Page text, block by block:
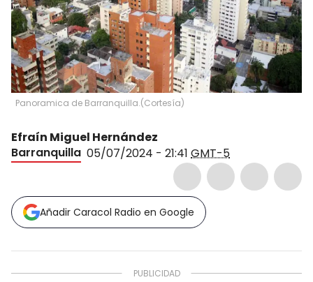
Panoramica de Barranquilla.(Cortesía)
Efraín Miguel Hernández
Barranquilla 05/07/2024 - 21:41 GMT-5
Añadir Caracol Radio en Google